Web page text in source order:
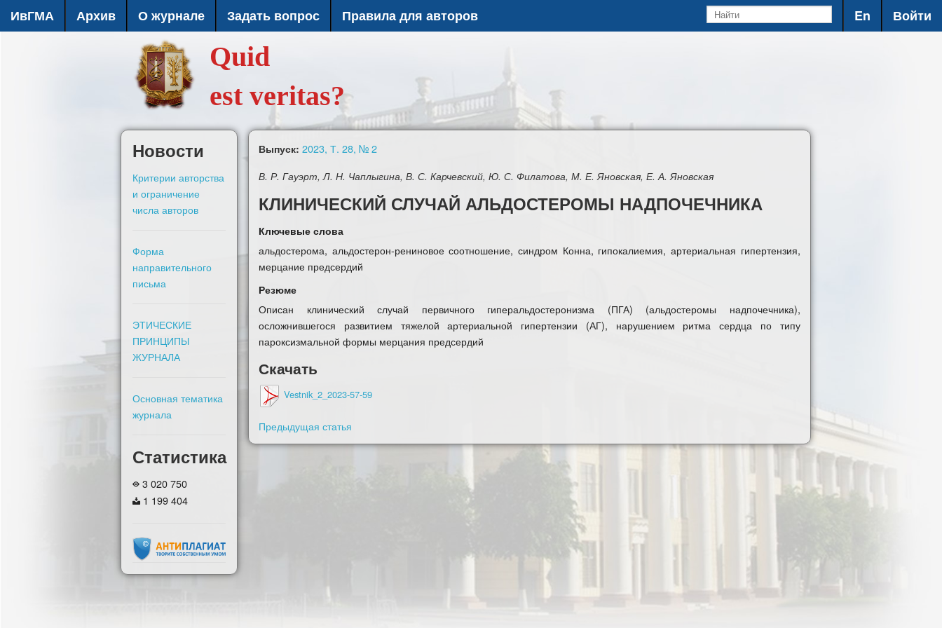
ИвГМА Архив О журнале Задать вопрос Правила для авторов En Войти
Quid
est veritas?
Новости
Критерии авторства
и ограничение
числа авторов
Форма
направительного
письма
ЭТИЧЕСКИЕ
ПРИНЦИПЫ
ЖУРНАЛА
Основная тематика
журнала
Статистика
3 020 750
1 199 404
Выпуск: 2023, Т. 28, № 2
В. Р. Гауэрт, Л. Н. Чаплыгина, В. С. Карчевский, Ю. С. Филатова, М. Е. Яновская, Е. А. Яновская
КЛИНИЧЕСКИЙ СЛУЧАЙ АЛЬДОСТЕРОМЫ НАДПОЧЕЧНИКА
Ключевые слова
альдостерома, альдостерон-рениновое соотношение, синдром Конна, гипокалиемия, артериальная гипертензия,
мерцание предсердий
Резюме
Описан клинический случай первичного гиперальдостеронизма (ПГА) (альдостеромы надпочечника),
осложнившегося развитием тяжелой артериальной гипертензии (АГ), нарушением ритма сердца по типу
пароксизмальной формы мерцания предсердий
Скачать
Vestnik_2_2023-57-59
Предыдущая статья